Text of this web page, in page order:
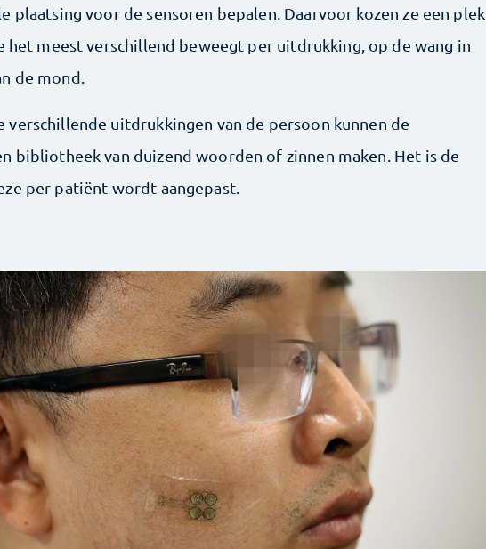
plaatsing voor de sensoren bepalen. Daarvoor kozen ze een plek
het meest verschillend beweegt per uitdrukking, op de wang in
de mond.
verschillende uitdrukkingen van de persoon kunnen de
bibliotheek van duizend woorden of zinnen maken. Het is de
per patiënt wordt aangepast.